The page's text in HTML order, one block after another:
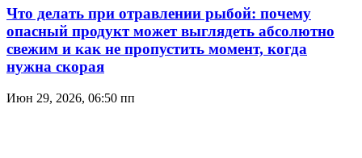
Что делать при отравлении рыбой: почему
опасный продукт может выглядеть абсолютно
свежим и как не пропустить момент, когда
нужна скорая
Июн 29, 2026, 06:50 пп